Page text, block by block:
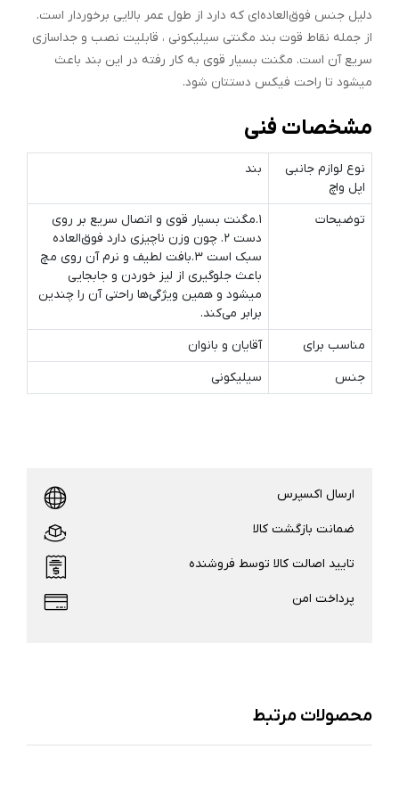
دلیل جنس فوق‌العاده‌ای که دارد از طول عمر بالایی برخوردار است.
از جمله نقاط قوت بند مگنتی سیلیکونی ، قابلیت نصب و جداسازی
سریع آن است. مگنت بسیار قوی به کار رفته در این بند باعث
میشود تا راحت فیکس دستتان شود.
مشخصات فنی
نوع لوازم جانبی
اپل واچ
بند
توضیحات
۱.مگنت بسیار قوی و اتصال سریع بر روی
دست ۲. چون وزن ناچیزی دارد فوق‌العاده
سبک است ۳.بافت لطیف و نرم آن روی مچ
باعث جلوگیری از لیز خوردن و جابجایی
میشود و همین ویژگی‌ها راحتی آن را چندین
برابر می‌کند.
مناسب برای
آقایان و بانوان
جنس
سیلیکونی
ارسال اکسپرس
ضمانت بازگشت کالا
تایید اصالت کالا توسط فروشنده
پرداخت امن
محصولات مرتبط